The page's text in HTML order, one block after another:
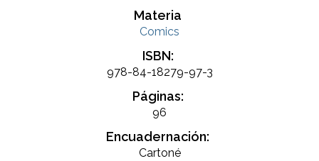
Materia
Comics
ISBN:
978-84-18279-97-3
Páginas:
96
Encuadernación:
Cartoné